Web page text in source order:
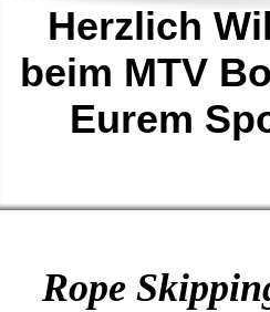
Herzlich
beim MTV
Eurem
Rope